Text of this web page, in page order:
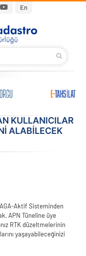
En
KULLANICILAR
ALABILECEK
Aktif Sisteminden
APN Tüneline üye
RTK düzeltmelerinin
yaşayabileceğinizi